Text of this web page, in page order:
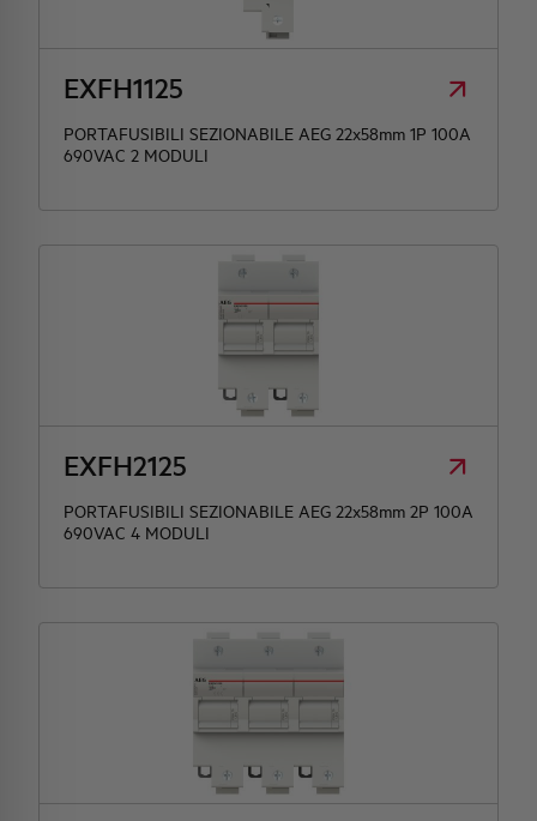
EXFH1125
PORTAFUSIBILI SEZIONABILE AEG 22x58mm 1P 100A
690VAC 2 MODULI
EXFH2125
PORTAFUSIBILI SEZIONABILE AEG 22x58mm 2P 100A
690VAC 4 MODULI
ATTIVITÀ E MERCATI
IMPEGNO SOCIALE